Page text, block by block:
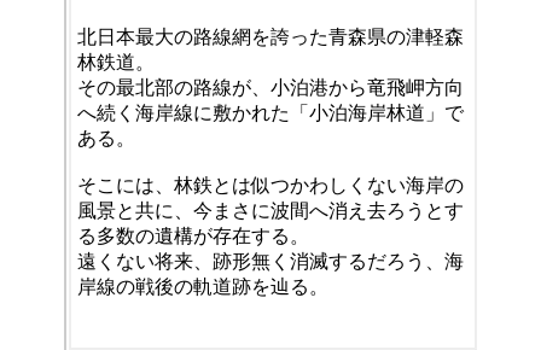
北日本最大の路線網を誇った青森県の津軽森
林鉄道。
その最北部の路線が、小泊港から竜飛岬方向
へ続く海岸線に敷かれた「小泊海岸林道」で
ある。
そこには、林鉄とは似つかわしくない海岸の
風景と共に、今まさに波間へ消え去ろうとす
る多数の遺構が存在する。
遠くない将来、跡形無く消滅するだろう、海
岸線の戦後の軌道跡を辿る。